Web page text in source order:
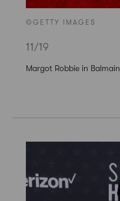
©GETTY IMAGES
11/19
Margot Robbie in Balmain